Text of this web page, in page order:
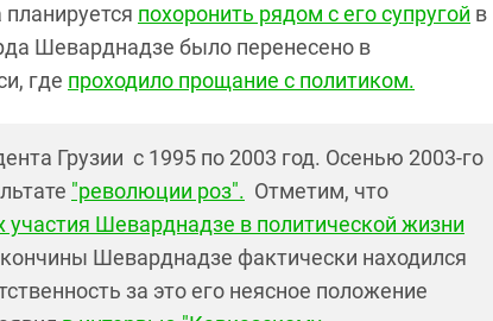
похоронить рядом с его супругой в
Шеварднадзе было перенесено в
где проходило прощание с политиком.
Грузии с 1995 по 2003 год. Осенью 2003-го
"революции роз". Отметим, что
Шеварднадзе в политической жизни
Шеварднадзе фактически находился
за это его неясное положение